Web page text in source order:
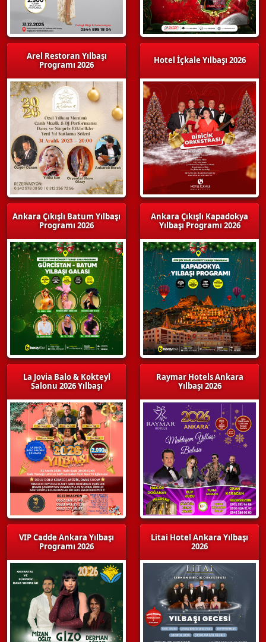
Arel Restoran Yılbaşı
Programı 2026
Ankara Çıkışlı Batum Yılbaşı
Programı 2026
La Jovia Balo & Kokteyl
Salonu 2026 Yılbaşı
VIP Cadde Ankara Yılbaşı
Programı 2026
Hotel İçkale Yılbaşı 2026
Ankara Çıkışlı Kapadokya
Yılbaşı Programı 2026
Raymar Hotels Ankara
Yılbaşı 2026
Litai Hotel Ankara Yılbaşı
2026